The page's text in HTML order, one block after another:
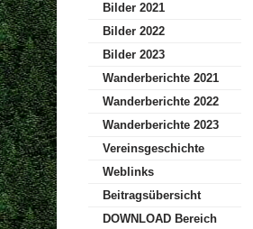
Bilder 2021
Bilder 2022
Bilder 2023
Wanderberichte 2021
Wanderberichte 2022
Wanderberichte 2023
Vereinsgeschichte
Weblinks
Beitragsübersicht
DOWNLOAD Bereich